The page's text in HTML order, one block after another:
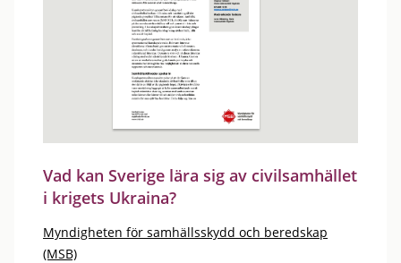
Vad kan Sverige lära sig av civilsamhället
i krigets Ukraina?
Myndigheten för samhällsskydd och beredskap
(MSB)